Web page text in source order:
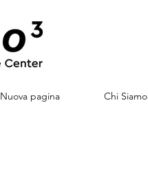
Nuova pagina Chi Siamo